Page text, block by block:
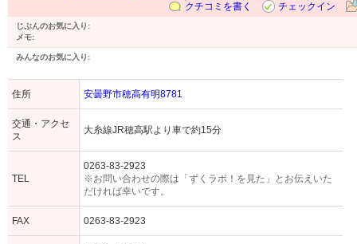
クチコミを書く
チェックイン
じぶんのお気に入り:
メモ:
みんなのお気に入り:
住所 安曇野市穂高有明8781
交通・アクセ
ス
大糸線JR穂高駅より車で約15分
TEL
0263-83-2923
※お問い合わせの際は「ずくラボ！を見た」とお伝えいた
だければ幸いです。
FAX 0263-83-2923